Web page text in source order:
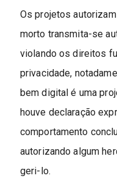
Os projetos
morto transmita-se
violando os direitos
privacidade,
bem digital é uma
houve declaração
comportamento
autorizando algum
geri-lo.